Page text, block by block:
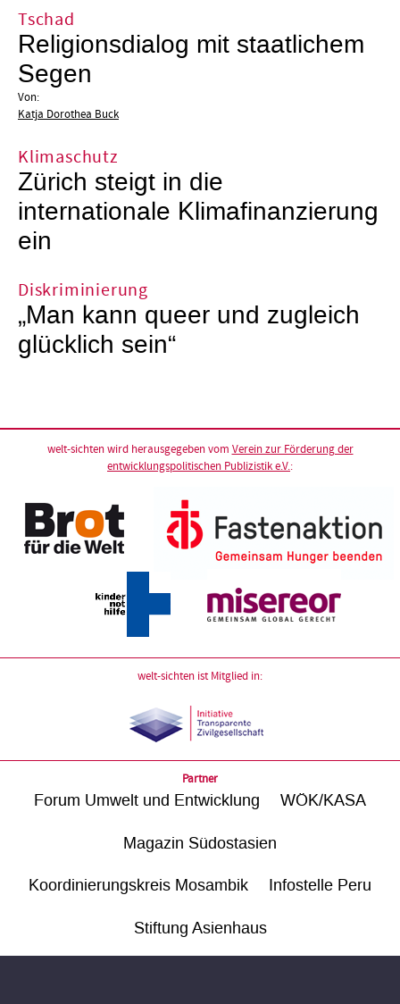
Tschad
Religionsdialog mit staatlichem
Segen
Von:
Katja Dorothea Buck
Klimaschutz
Zürich steigt in die
internationale Klimafinanzierung
ein
Diskriminierung
„Man kann queer und zugleich
glücklich sein“
welt-sichten wird herausgegeben vom Verein zur Förderung der
entwicklungspolitischen Publizistik e.V.:
welt-sichten ist Mitglied in:
Partner
Forum Umwelt und Entwicklung WÖK/KASA
Magazin Südostasien
Koordinierungskreis Mosambik Infostelle Peru
Stiftung Asienhaus